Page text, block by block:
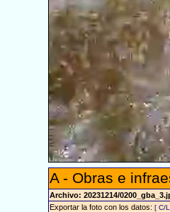
A - Obras e
Archivo: 20231214/
Exportar la foto con los datos:[ C/